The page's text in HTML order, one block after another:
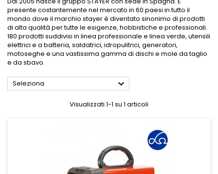
presente costantemente nel mercato in 60 paesi in tutto il
mondo dove il marchio stayer è diventato sinonimo di prodotti
di alta qualità per tutte le esigenze, hobbistiche e professionali.
180 prodotti suddivisi in linea professionale e linea verde, utensili
elettrici e a batteria, saldatrici, idropulitrici, generatori,
motoseghe e una vastissima gamma di dischi e mole da taglio
e da sbavo.
Seleziona 
Visualizzati 1-1 su 1 articoli